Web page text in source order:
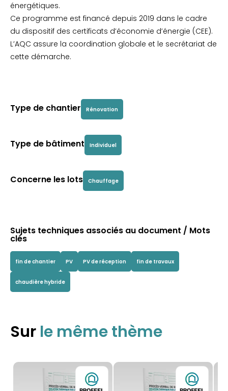
énergétiques.
Ce programme est financé depuis 2019 dans le cadre
du dispositif des certificats d’économie d’énergie (CEE).
L’AQC assure la coordination globale et le secrétariat de
cette démarche.
Type de chantier Rénovation
Type de bâtiment Individuel
Concerne les lots Chauffage
Sujets techniques associés au document / Mots
clés
fin de chantier PV PV de réception fin de travaux
chaudière hybride
Sur le même thème